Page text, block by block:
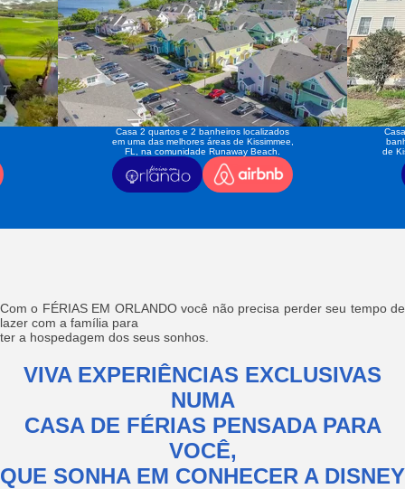
Casa 2 quartos e 2 banheiros localizados
em uma das melhores áreas de Kissimmee,
FL, na comunidade Runaway Beach.
de
Com o FÉRIAS EM ORLANDO você não precisa perder seu tempo de
lazer com a família para
ter a hospedagem dos seus sonhos.
VIVA EXPERIÊNCIAS EXCLUSIVAS
NUMA
CASA DE FÉRIAS PENSADA PARA
VOCÊ,
QUE SONHA EM CONHECER A DISNEY